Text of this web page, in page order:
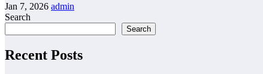
Jan 7, 2026 admin
Search
Search
Recent Posts